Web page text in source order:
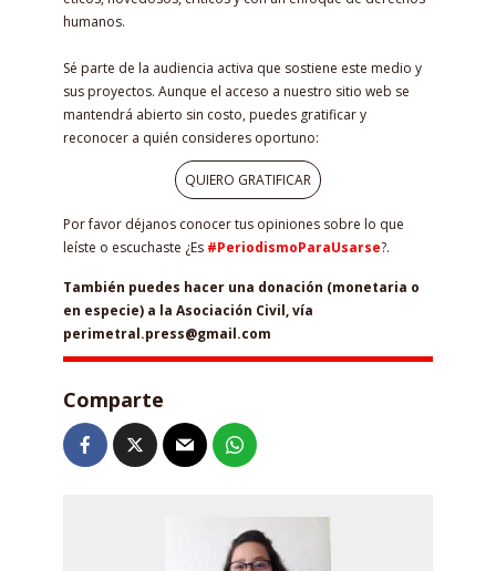
humanos.
Sé parte de la audiencia activa que sostiene este medio y
sus proyectos. Aunque el acceso a nuestro sitio web se
mantendrá abierto sin costo, puedes gratificar y
reconocer a quién consideres oportuno:
QUIERO GRATIFICAR
Por favor déjanos conocer tus opiniones sobre lo que
leíste o escuchaste ¿Es #PeriodismoParaUsarse?.
También puedes hacer una donación (monetaria o
en especie) a la Asociación Civil, vía
perimetral.press@gmail.com
Comparte